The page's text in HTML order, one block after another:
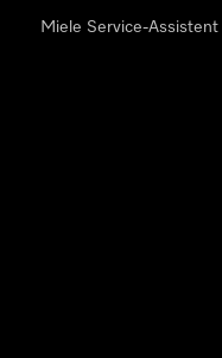
Miele Service-Assistent